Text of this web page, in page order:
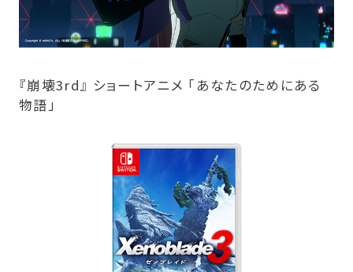
『崩壊3rd』 ショートアニメ 「あなたのためにある
物語」